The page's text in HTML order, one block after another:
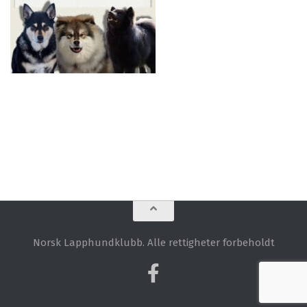
Norsk Lapphundklubb. Alle rettigheter forbeholdt